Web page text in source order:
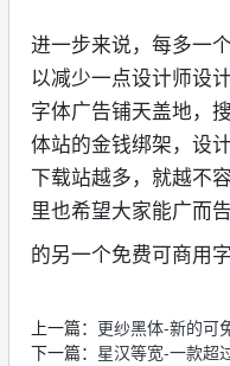
进一步来说，每多一
以减少一点设计师设
字体广告铺天盖地，
体站的金钱绑架，设
下载站越多，就越不
里也希望大家能广而
的另一个免费可商用
上一篇： 更纱黑体-新的可
下一篇： 星汉等宽-一款超